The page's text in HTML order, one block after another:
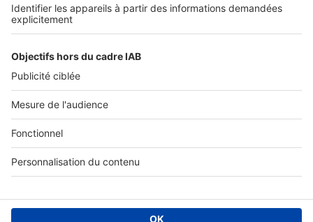
Informations légales
Politique Générale de Protection des Données
Charte éditeur
Paramétrer mes cookies
Digital Classifieds France SAS © 2024 - all rights